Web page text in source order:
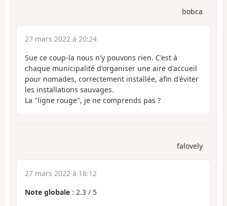
bobca
27 mars 2022 à 20:24
Sue ce coup-la nous n'y pouvons rien. C'est à
chaque municipalité d'organiser une aire d'accueil
pour nomades, correctement installée, afin d'éviter
les installations sauvages.
La "ligne rouge", je ne comprends pas ?
falovely
27 mars 2022 à 18:12
Note globale : 2.3 / 5